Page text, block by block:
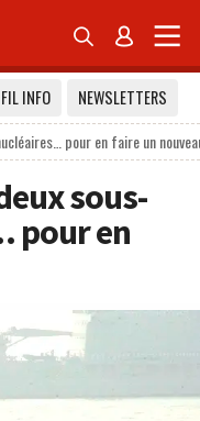
 
FIL INFO
NEWSLETTERS
pour en faire un
sous-
pour en